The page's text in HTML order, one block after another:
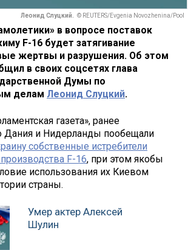
Леонид Слуцкий. © REUTERS/Evgenia Novozhenina/Pool
в вопросе поставок
F-16 будет затягивание
жертвы и разрушения. Об этом
в своих соцсетях глава
Думы по
делам Леонид Слуцкий.
газета», ранее
Дания и Нидерланды пообещали
собственные истребители
F-16, при этом якобы
использования их Киевом
страны.
Умер актер Алексей
Шулин